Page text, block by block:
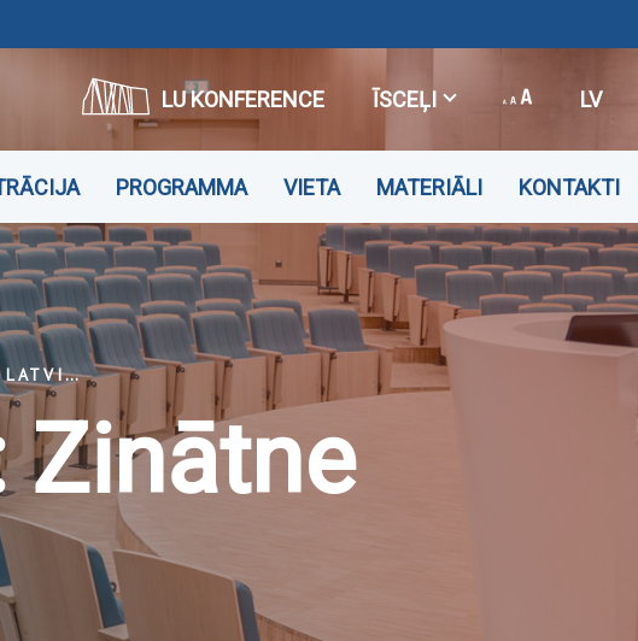
LU KONFERENCE ĪSCEĻI LV
PROGRAMMA VIETA MATERIĀLI KONTAKTI
LATVIJAS UNIVERSITĀTE: ZINĀTNE INDUSTRIJAS ATTĪSTĪBAI
Zinātne